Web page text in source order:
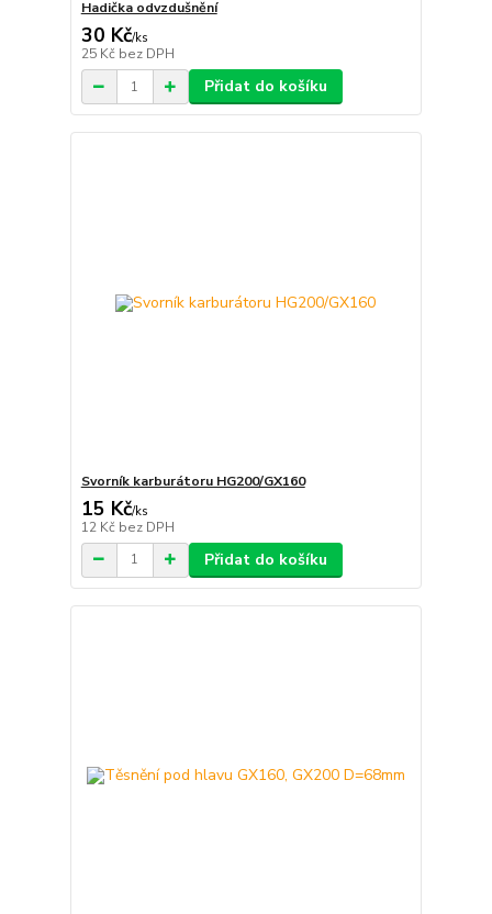
Hadička odvzdušnění
30 Kč/ks
25 Kč bez DPH
Přidat do košíku
Svorník karburátoru HG200/GX160
15 Kč/ks
12 Kč bez DPH
Přidat do košíku